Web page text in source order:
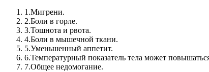
1.Мигрени.
2.Боли в горле.
3.Тошнота и рвота.
4.Боли в мышечной ткани.
5.Уменьшенный аппетит.
6.Температурный показатель тела может
7.Общее недомогание.